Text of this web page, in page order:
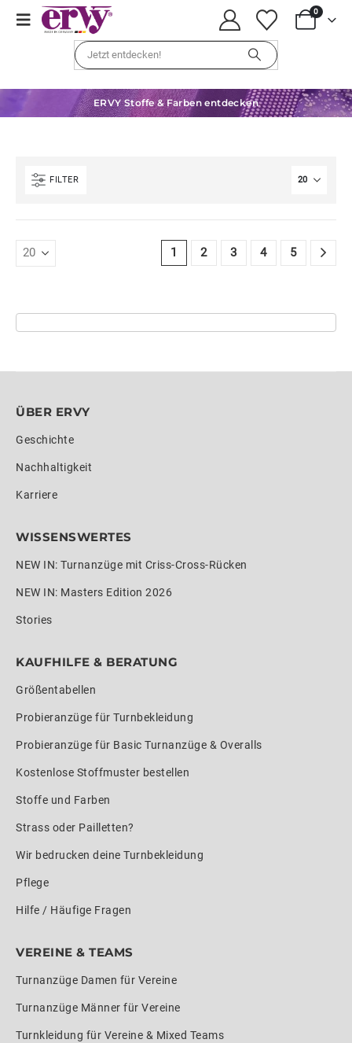
0
ERVY Stoffe & Farben entdecken
FILTER
1 2 3 4 5
ÜBER ERVY
Geschichte
Nachhaltigkeit
Karriere
WISSENSWERTES
NEW IN: Turnanzüge mit Criss-Cross-Rücken
NEW IN: Masters Edition 2026
Stories
KAUFHILFE & BERATUNG
Größentabellen
Probieranzüge für Turnbekleidung
Probieranzüge für Basic Turnanzüge & Overalls
Kostenlose Stoffmuster bestellen
Stoffe und Farben
Strass oder Pailletten?
Wir bedrucken deine Turnbekleidung
Pflege
Hilfe / Häufige Fragen
VEREINE & TEAMS
Turnanzüge Damen für Vereine
Turnanzüge Männer für Vereine
Turnkleidung für Vereine & Mixed Teams